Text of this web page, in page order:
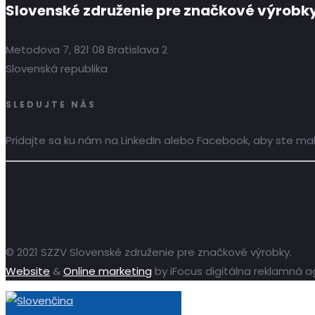
Slovenské združenie pre značkové
Metodova 7, 821 08 Bratislava 2
Slovenská republika
SLEDUJTE NÁS
Pridajte sa ku nám na LinkedIn alebo Facebook, aby ste
© 2021 SZZV Slovenské združenie pre značkové výrobky.
Website &Online marketing by iFocus digitálna reklamná